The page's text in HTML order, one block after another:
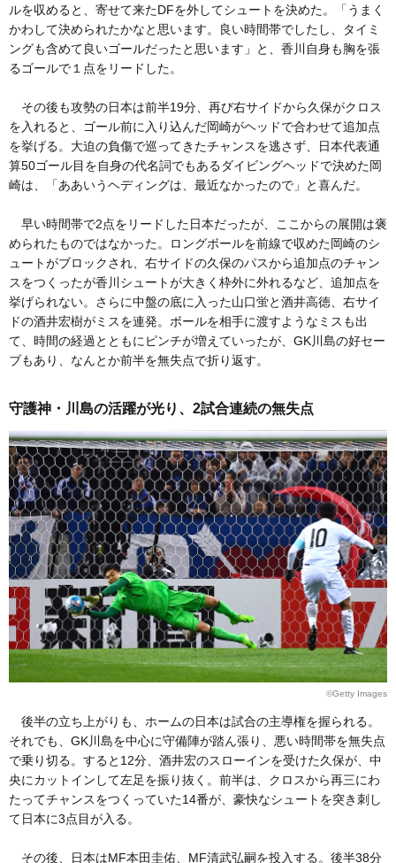
ルを収めると、寄せて来たDFを外してシュートを決めた。「うまく
かわして決められたかなと思います。良い時間帯でしたし、タイミ
ングも含めて良いゴールだったと思います」と、香川自身も胸を張
るゴールで１点をリードした。
その後も攻勢の日本は前半19分、再び右サイドから久保がクロス
を入れると、ゴール前に入り込んだ岡崎がヘッドで合わせて追加点
を挙げる。大迫の負傷で巡ってきたチャンスを逃さず、日本代表通
算50ゴール目を自身の代名詞でもあるダイビングヘッドで決めた岡
崎は、「ああいうヘディングは、最近なかったので」と喜んだ。
早い時間帯で2点をリードした日本だったが、ここからの展開は褒
められたものではなかった。ロングボールを前線で収めた岡崎のシ
ュートがブロックされ、右サイドの久保のパスから追加点のチャン
スをつくったが香川シュートが大きく枠外に外れるなど、追加点を
挙げられない。さらに中盤の底に入った山口蛍と酒井高徳、右サイ
ドの酒井宏樹がミスを連発。ボールを相手に渡すようなミスも出
て、時間の経過とともにピンチが増えていったが、GK川島の好セー
ブもあり、なんとか前半を無失点で折り返す。
守護神・川島の活躍が光り、2試合連続の無失点
©Getty Images
後半の立ち上がりも、ホームの日本は試合の主導権を握られる。
それでも、GK川島を中心に守備陣が踏ん張り、悪い時間帯を無失点
で乗り切る。すると12分、酒井宏のスローインを受けた久保が、中
央にカットインして左足を振り抜く。前半は、クロスから再三にわ
たってチャンスをつくっていた14番が、豪快なシュートを突き刺し
て日本に3点目が入る。
その後、日本はMF本田圭佑、MF清武弘嗣を投入する。後半38分